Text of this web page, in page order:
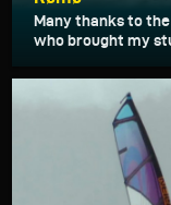
Many thanks to
who brought my